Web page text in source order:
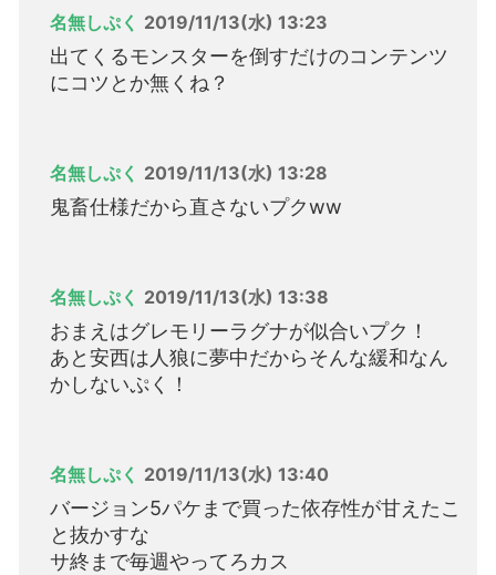
名無しぷく 2019/11/13(水) 13:23
出てくるモンスターを倒すだけのコンテンツ
にコツとか無くね？
名無しぷく 2019/11/13(水) 13:28
鬼畜仕様だから直さないプクww
名無しぷく 2019/11/13(水) 13:38
おまえはグレモリーラグナが似合いプク！
あと安西は人狼に夢中だからそんな緩和なん
かしないぷく！
名無しぷく 2019/11/13(水) 13:40
バージョン5パケまで買った依存性が甘えたこ
と抜かすな
サ終まで毎週やってろカス